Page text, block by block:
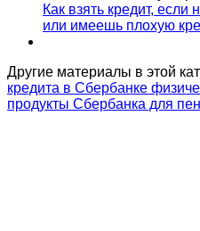
Как взять кредит,
или имеешь плохую
Другие материалы в этой
кредита в Сбербанке
продукты Сбербанка для